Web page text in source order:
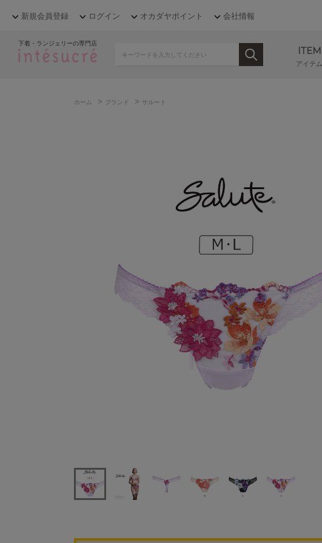
新規会員登録 ログイン オカダヤポイント 会社情報
下着・ランジェリーの専門店
ITEM
アイテム
ホーム > ブランド > サルート